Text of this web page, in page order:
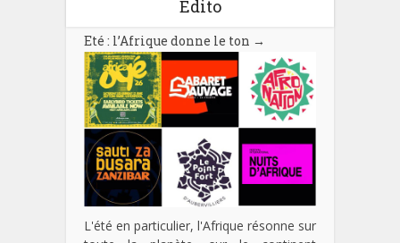
Edito
Eté : l’Afrique donne le ton →
L'été en particulier, l'Afrique résonne sur